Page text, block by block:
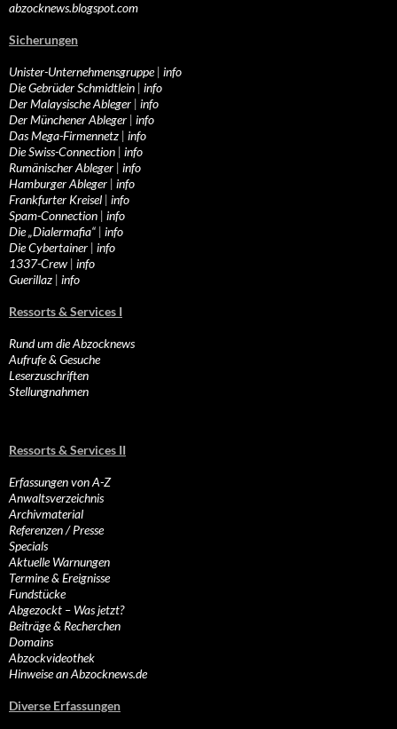
abzocknews.blogspot.com
Sicherungen
Unister-Unternehmensgruppe| info
Die Gebrüder Schmidtlein | info
Der Malaysische Ableger | info
Der Münchener Ableger | info
Das Mega-Firmennetz | info
Die Swiss-Connection | info
Rumänischer Ableger | info
Hamburger Ableger | info
Frankfurter Kreisel | info
Spam-Connection | info
Die „Dialermafia“ | info
Die Cybertainer | info
1337-Crew | info
Guerillaz | info
Ressorts & Services I
Rund um die Abzocknews
Aufrufe & Gesuche
Leserzuschriften
Stellungnahmen
Ressorts & Services II
Erfassungen von A-Z
Anwaltsverzeichnis
Archivmaterial
Referenzen / Presse
Specials
Aktuelle Warnungen
Termine & Ereignisse
Fundstücke
Abgezockt – Was jetzt?
Beiträge & Recherchen
Domains
Abzockvideothek
Hinweise an Abzocknews.de
Diverse Erfassungen